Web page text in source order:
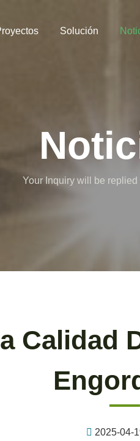
Solución
Your Inquiry will be
Calidad
2025-04-